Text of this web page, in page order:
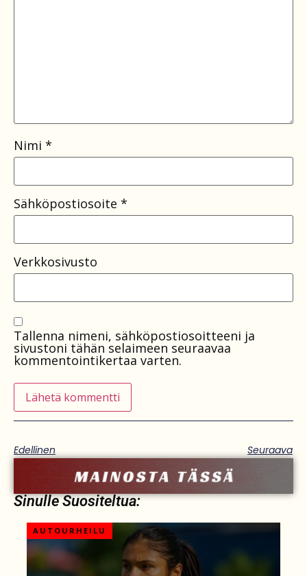
Nimi *
Sähköpostiosoite *
Verkkosivusto
Tallenna nimeni, sähköpostiosoitteeni ja
sivustoni tähän selaimeen seuraavaa
kommentointikertaa varten.
Edellinen Seuraava
Sinulle Suositeltua:
AUTOURHEILU